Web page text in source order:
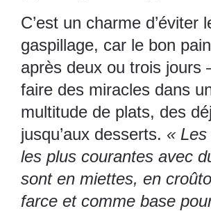
C’est un charme d’éviter
gaspillage, car le bon
après deux ou trois
faire des miracles dans
multitude de plats, des
jusqu’aux desserts. «
les plus courantes avec
sont en miettes, en
farce et comme base